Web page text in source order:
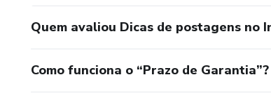
Quem avaliou Dicas de postagens no
Como funciona o “Prazo de Garantia”?